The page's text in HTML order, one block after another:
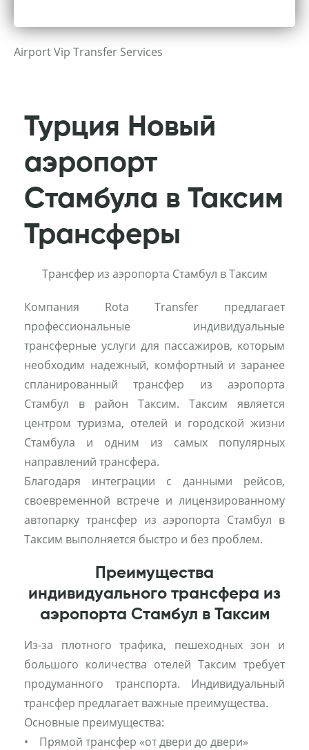
Airport Vip Transfer Services
Турция Новый
аэропорт
Стамбула в Таксим
Трансферы
Трансфер из аэропорта Стамбул в Таксим
Компания Rota Transfer предлагает
профессиональные индивидуальные
трансферные услуги для пассажиров, которым
необходим надежный, комфортный и заранее
спланированный трансфер из аэропорта
Стамбул в район Таксим. Таксим является
центром туризма, отелей и городской жизни
Стамбула и одним из самых популярных
направлений трансфера.
Благодаря интеграции с данными рейсов,
своевременной встрече и лицензированному
автопарку трансфер из аэропорта Стамбул в
Таксим выполняется быстро и без проблем.
Преимущества
индивидуального трансфера из
аэропорта Стамбул в Таксим
Из-за плотного трафика, пешеходных зон и
большого количества отелей Таксим требует
продуманного транспорта. Индивидуальный
трансфер предлагает важные преимущества.
Основные преимущества:
• Прямой трансфер «от двери до двери»